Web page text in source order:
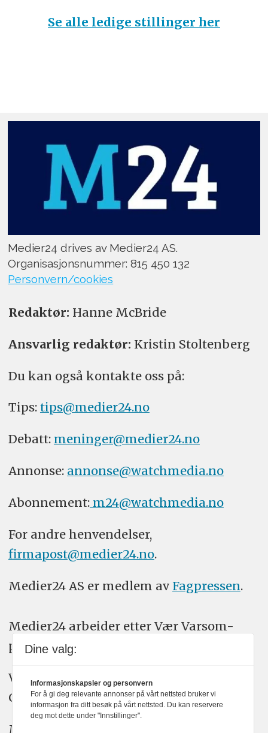
Se alle ledige stillinger her
Medier24 drives av Medier24 AS.
Organisasjonsnummer: 815 450 132
Personvern/cookies
Redaktør: Hanne McBride
Ansvarlig redaktør: Kristin Stoltenberg
Du kan også kontakte oss på:
Tips: tips@medier24.no
Debatt: meninger@medier24.no
Annonse: annonse@watchmedia.no
Abonnement:m24@watchmedia.no
For andre henvendelser,
firmapost@medier24.no.
Medier24 AS er medlem av Fagpressen.
Medier24 arbeider etter Vær Varsom-
plakatens regler for god presseskikk.
Vi bruker KI-verktøy som ChatGPT,
Claude, og Gemini i journalistikken vår.
Medier24s redaksjon har alltid det fulle
Dine valg:
Informasjonskapsler og personvern
For å gi deg relevante annonser på vårt nettsted bruker vi
informasjon fra ditt besøk på vårt nettsted. Du kan reservere
deg mot dette under "Innstillinger".